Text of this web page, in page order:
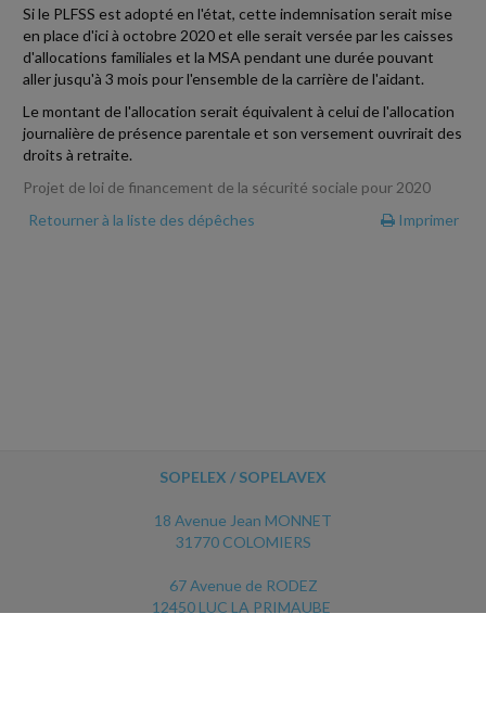
Si le PLFSS est adopté en l'état, cette indemnisation serait mise
en place d'ici à octobre 2020 et elle serait versée par les caisses
d'allocations familiales et la MSA pendant une durée pouvant
aller jusqu'à 3 mois pour l'ensemble de la carrière de l'aidant.
Le montant de l'allocation serait équivalent à celui de l'allocation
journalière de présence parentale et son versement ouvrirait des
droits à retraite.
Projet de loi de financement de la sécurité sociale pour 2020
Retourner à la liste des dépêches
Imprimer
SOPELEX / SOPELAVEX
18 Avenue Jean MONNET
31770 COLOMIERS
67 Avenue de RODEZ
12450 LUC LA PRIMAUBE